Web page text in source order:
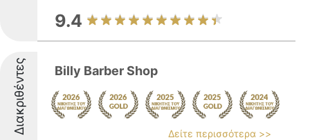
9.4
Διακριθέντες Billy Barber Shop
Δείτε περισσότερα >>